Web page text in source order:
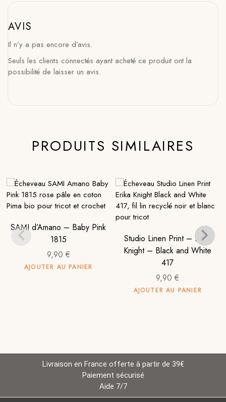
AVIS
Il n’y a pas encore d’avis.
Seuls les clients connectés ayant acheté ce produit ont la
possibilité de laisser un avis.
PRODUITS SIMILAIRES
SAMI d’Amano – Baby Pink
1815
9,90 €
AJOUTER AU PANIER
Studio Linen Print – Erika
Knight – Black and White
417
9,90€
AJOUTER AU PANIER
Livraison en France offerte à partir de 39€
Paiement sécurisé
Aide 7/7